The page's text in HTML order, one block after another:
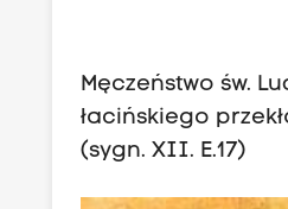
Męczeństwo św.
łacińskiego
(sygn. XII. E.17)